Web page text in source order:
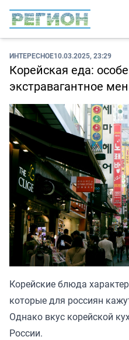
ИНТЕРЕСНОЕ10.03.2025, 23:29
Корейская еда:
экстравагантное
Корейские блюда
которые для россиян
Однако вкус корейской
России.